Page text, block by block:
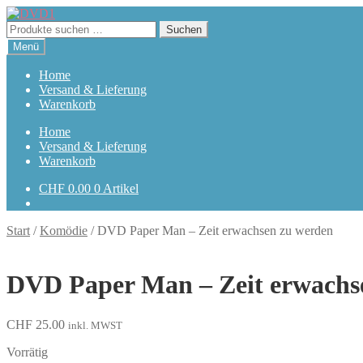
Zur
Navigation
springen
Zum
Inhalt
springen
Suchen
nach:
Suchen
Menü
Home
Versand & Lieferung
Warenkorb
Home
Versand & Lieferung
Warenkorb
CHF 0.00 0 Artikel
Start /Komödie /DVD Paper Man – Zeit erwachsen zu werden
DVD Paper Man – Zeit
CHF 25.00 inkl. MWST
Vorrätig